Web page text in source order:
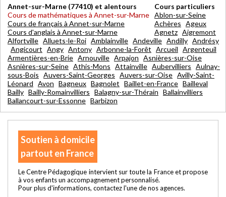
Annet-sur-Marne (77410) et alentours
Cours de mathématiques à Annet-sur-Marne
Cours de français à Annet-sur-Marne
Cours d'anglais à Annet-sur-Marne
Cours particuliers
Ablon-sur-Seine
Achères Ageux
Agnetz Aigremont
Alfortville Alluets-le-Roi Amblainville Andeville Andilly Andrésy
Angicourt Angy Antony Arbonne-la-Forêt Arcueil Argenteuil
Armentières-en-Brie Arnouville Arpajon Asnières-sur-Oise
Asnières-sur-Seine Athis-Mons Attainville Aubervilliers Aulnay-
sous-Bois Auvers-Saint-Georges Auvers-sur-Oise Avilly-Saint-
Léonard Avon Bagneux Bagnolet Baillet-en-France Bailleval
Bailly Bailly-Romainvilliers Balagny-sur-Thérain Ballainvilliers
Ballancourt-sur-Essonne Barbizon
Soutien à domicile
partout en France
Le Centre Pédagogique intervient sur toute la France et propose
à vos enfants un accompagnement personnalisé.
Pour plus d'informations, contactez l'une de nos agences.